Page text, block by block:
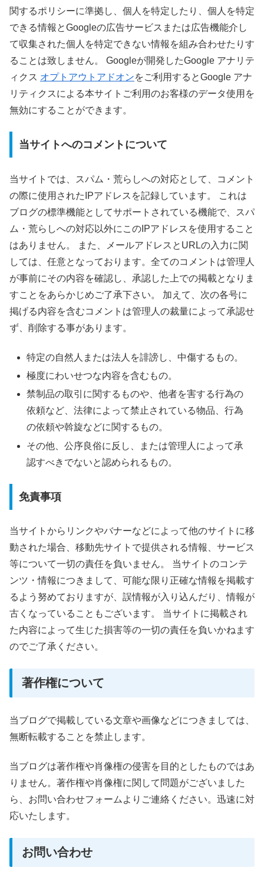
関するポリシーに準拠し、個人を特定したり、個人を特定
できる情報とGoogleの広告サービスまたは広告機能介し
て収集された個人を特定できない情報を組み合わせたりす
ることは致しません。 Googleが開発したGoogle アナリテ
ィクス オプトアウトアドオンをご利用するとGoogle アナ
リティクスによる本サイトご利用のお客様のデータ使用を
無効にすることができます。
当サイトへのコメントについて
当サイトでは、スパム・荒らしへの対応として、コメント
の際に使用されたIPアドレスを記録しています。 これは
ブログの標準機能としてサポートされている機能で、スパ
ム・荒らしへの対応以外にこのIPアドレスを使用すること
はありません。 また、メールアドレスとURLの入力に関
しては、任意となっております。全てのコメントは管理人
が事前にその内容を確認し、承認した上での掲載となりま
すことをあらかじめご了承下さい。 加えて、次の各号に
掲げる内容を含むコメントは管理人の裁量によって承認せ
ず、削除する事があります。
特定の自然人または法人を誹謗し、中傷するもの。
極度にわいせつな内容を含むもの。
禁制品の取引に関するものや、他者を害する行為の
依頼など、法律によって禁止されている物品、行為
の依頼や斡旋などに関するもの。
その他、公序良俗に反し、または管理人によって承
認すべきでないと認められるもの。
免責事項
当サイトからリンクやバナーなどによって他のサイトに移
動された場合、移動先サイトで提供される情報、サービス
等について一切の責任を負いません。 当サイトのコンテ
ンツ・情報につきまして、可能な限り正確な情報を掲載す
るよう努めておりますが、誤情報が入り込んだり、情報が
古くなっていることもございます。 当サイトに掲載され
た内容によって生じた損害等の一切の責任を負いかねます
のでご了承ください。
著作権について
当ブログで掲載している文章や画像などにつきましては、
無断転載することを禁止します。
当ブログは著作権や肖像権の侵害を目的としたものではあ
りません。著作権や肖像権に関して問題がございました
ら、お問い合わせフォームよりご連絡ください。迅速に対
応いたします。
お問い合わせ